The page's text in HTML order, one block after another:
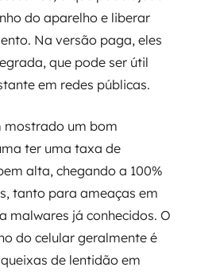
do aparelho e liberar
Na versão paga, eles
que pode ser útil
em redes públicas.
mostrado um bom
ter uma taxa de
alta, chegando a 100%
tanto para ameaças em
malwares já conhecidos. O
do celular geralmente é
de lentidão em